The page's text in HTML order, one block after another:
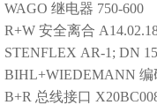
WAGO 继电器 750-600
R+W 安全离合
STENFLEX AR-1; DN
BIHL+WIEDEMANN 编
B+R 总线接口